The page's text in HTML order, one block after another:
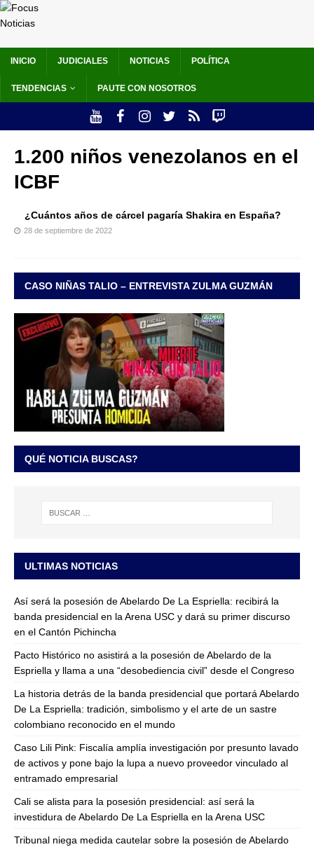
INICIO JUDICIALES NOTICIAS POLÍTICA
TENDENCIAS PAUTE CON NOSOTROS
1.200 niños venezolanos en el
ICBF
¿Cuántos años de cárcel pagaría Shakira en España?
28 de septiembre de 2022
CASO NIÑAS TALIO – ENTREVISTA ZULMA GUZMÁN
QUÉ NOTICIA BUSCAS?
ULTIMAS NOTICIAS
Así será la posesión de Abelardo De La Espriella: recibirá la
banda presidencial en la Arena USC y dará su primer discurso
en el Cantón Pichincha
Pacto Histórico no asistirá a la posesión de Abelardo de la
Espriella y llama a una “desobediencia civil” desde el Congreso
La historia detrás de la banda presidencial que portará Abelardo
De La Espriella: tradición, simbolismo y el arte de un sastre
colombiano reconocido en el mundo
Caso Lili Pink: Fiscalía amplía investigación por presunto lavado
de activos y pone bajo la lupa a nuevo proveedor vinculado al
entramado empresarial
Cali se alista para la posesión presidencial: así será la
investidura de Abelardo De La Espriella en la Arena USC
Tribunal niega medida cautelar sobre la posesión de Abelardo